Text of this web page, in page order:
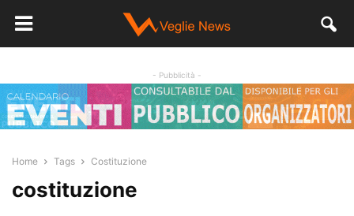
- Pubblicità -
Home Tags Costituzione
costituzione